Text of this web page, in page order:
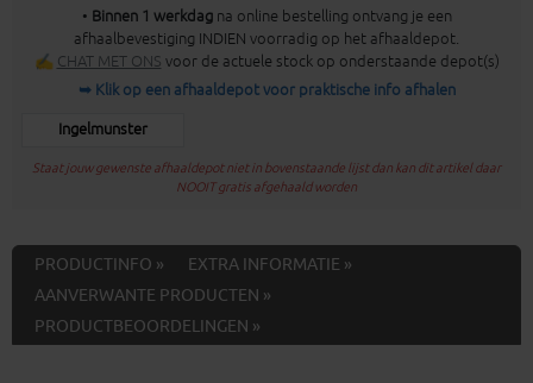
• Binnen 1 werkdagna online bestelling ontvang je een
afhaalbevestiging INDIEN voorradig op het afhaaldepot.
✍ CHAT MET ONS voor de actuele stock op onderstaande depot(s)
➥ Klik op een afhaaldepot voor praktische info afhalen
Ingelmunster
Staat jouw gewenste afhaaldepot niet in bovenstaande lijst dan kan dit artikel daar
NOOIT gratis afgehaald worden
PRODUCTINFO »
EXTRA INFORMATIE »
AANVERWANTE PRODUCTEN »
PRODUCTBEOORDELINGEN »